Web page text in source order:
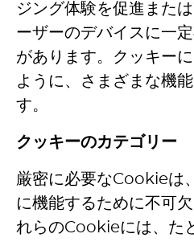
ジング体験を促進また
ーザーのデバイスに一
があります。クッキー
ように、さまざまな機
す。
クッキーのカテゴリー
厳密に必要なCookieは
に機能するために不可
れらのCookieには、た